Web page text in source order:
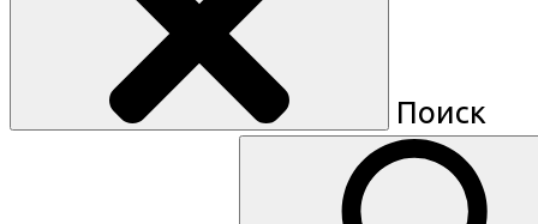
Поиск